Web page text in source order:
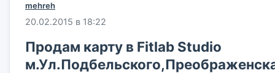
mehreh
20.02.2015 в 18:22
Продам карту в Fitlab Studio